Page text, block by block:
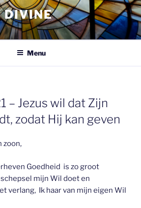
DIVINE
Menu
– Jezus wil dat Zijn
zodat Hij kan geven
zoon,
Goedheid is zo groot
mijn Wil doet en
verlang, Ik haar van mijn eigen Wil